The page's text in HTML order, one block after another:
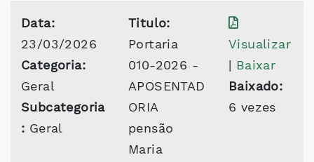
Data:
23/03/2026
Categoria:
Geral
Subcategoria
: Geral
Titulo:
Portaria
010-2026 -
APOSENTAD
ORIA
pensão
Maria
Visualizar
| Baixar
Baixado:
6 vezes